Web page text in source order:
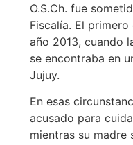
O.S.Ch. fue
Fiscalía. El
año 2013, cuando
se encontraba en
Jujuy.
En esas
acusado para
mientras su madre